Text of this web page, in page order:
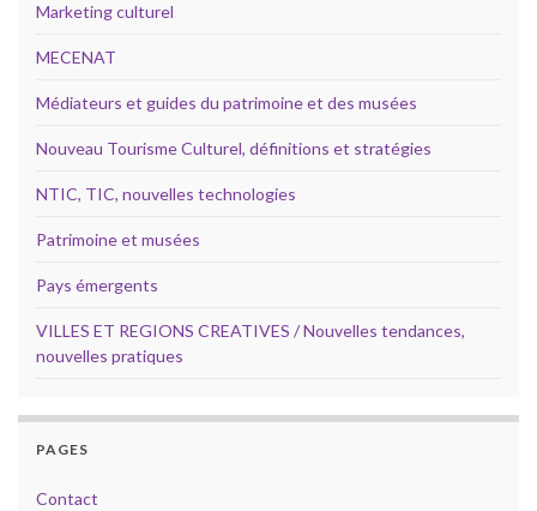
Marketing culturel
MECENAT
Médiateurs et guides du patrimoine et des musées
Nouveau Tourisme Culturel, définitions et stratégies
NTIC, TIC, nouvelles technologies
Patrimoine et musées
Pays émergents
VILLES ET REGIONS CREATIVES / Nouvelles tendances,
nouvelles pratiques
PAGES
Contact